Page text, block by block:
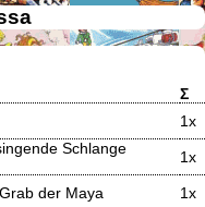
Σ
1x
Schlange
1x
der Maya
1x